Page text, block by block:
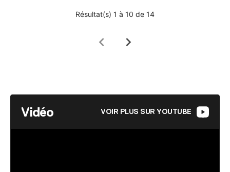
Résultat(s) 1 à 10 de 14
chevron_left chevron_right
Vidéo VOIR PLUS SUR YOUTUBE